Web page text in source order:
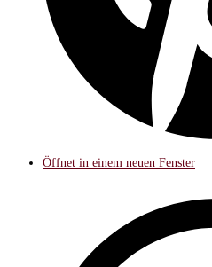
Öffnet in einem neuen Fenster